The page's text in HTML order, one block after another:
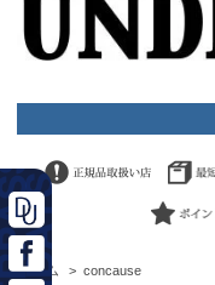
ホーム > concause